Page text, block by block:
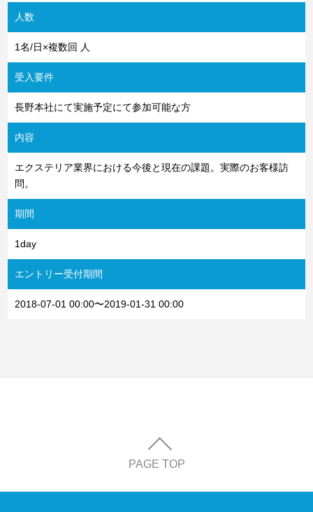
人数
1名/日×複数回 人
受入要件
長野本社にて実施予定にて参加可能な方
内容
エクステリア業界における今後と現在の課題。実際のお客様訪
問。
期間
1day
エントリー受付期間
2018-07-01 00:00〜2019-01-31 00:00
PAGE TOP